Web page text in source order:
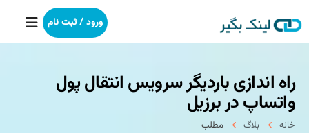
خانه
بکلینک
ورود / ثبت نام
راه اندازی باردیگر سرویس انتقال پول
واتساپ در برزیل
خانه بلاگ مطلب